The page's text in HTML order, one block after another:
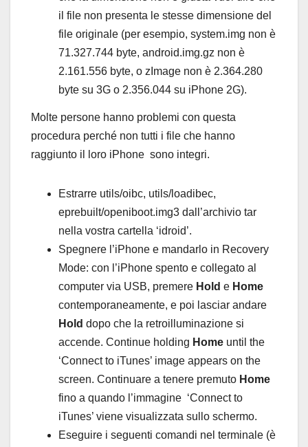
il file non presenta le stesse dimensione del
file originale (per esempio, system.img non è
71.327.744 byte, android.img.gz non è
2.161.556 byte, o zImage non è 2.364.280
byte su 3G o 2.356.044 su iPhone 2G).
Molte persone hanno problemi con questa
procedura perché non tutti i file che hanno
raggiunto il loro iPhone sono integri.
Estrarre utils/oibc, utils/loadibec,
eprebuilt/openiboot.img3 dall’archivio tar
nella vostra cartella ‘idroid’.
Spegnere l’iPhone e mandarlo in Recovery
Mode: con l’iPhone spento e collegato al
computer via USB, premere Hold e Home
contemporaneamente, e poi lasciar andare
Hold dopo che la retroilluminazione si
accende. Continue holding Home until the
‘Connect to iTunes’ image appears on the
screen. Continuare a tenere premuto Home
fino a quando l’immagine ‘Connect to
iTunes’ viene visualizzata sullo schermo.
Eseguire i seguenti comandi nel terminale (è